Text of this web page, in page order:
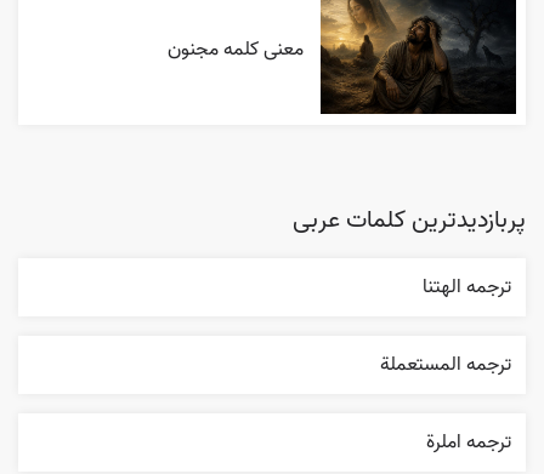
معنی کلمه مجنون
پربازدیدترین کلمات عربی
ترجمه الهتنا
ترجمه المستعملة
ترجمه املرة